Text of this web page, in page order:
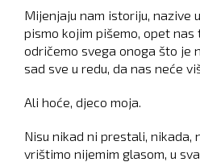
Mijenjaju nam istoriju, nazive
pismo kojim pišemo, opet
odričemo svega onoga što je
sad sve u redu, da nas neće
Ali hoće, djeco moja.
Nisu nikad ni prestali, nikada,
vrištimo nijemim glasom, u